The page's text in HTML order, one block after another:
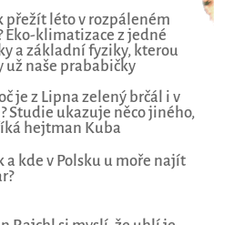
přežít léto v rozpáleném
Eko-klimatizace z jedné
a základní fyziky, kterou
už naše prababičky
je z Lipna zelený brčál i v
Studie ukazuje něco jiného,
hejtman Kuba
a kde v Polsku u moře najít